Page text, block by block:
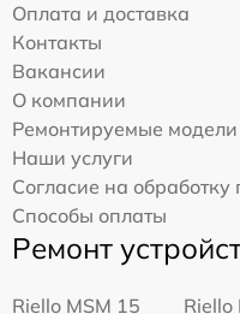
Оплата и доставка
Контакты
Вакансии
О компании
Ремонтируемые модели
Наши услуги
Согласие на
Способы оплаты
Ремонт
Riello MSM 15
Riello